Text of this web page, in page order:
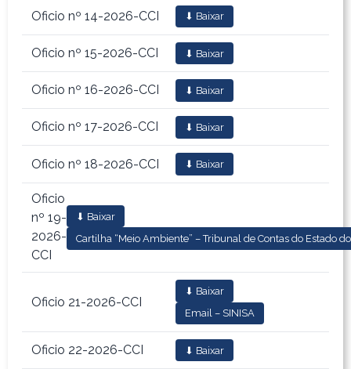
Oficio nº 14-2026-CCI ⬇ Baixar
Oficio nº 15-2026-CCI ⬇ Baixar
Oficio nº 16-2026-CCI ⬇ Baixar
Oficio nº 17-2026-CCI ⬇ Baixar
Oficio nº 18-2026-CCI ⬇ Baixar
Oficio
nº 19-
2026-
CCI
⬇ Baixar
Cartilha “Meio Ambiente” – Tribunal de Contas do Estado
Oficio 21-2026-CCI
⬇ Baixar
Email – SINISA
Oficio 22-2026-CCI ⬇ Baixar